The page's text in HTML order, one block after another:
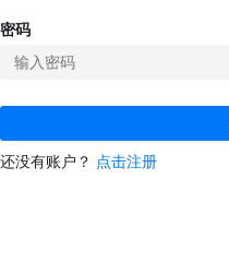
密码
还没有账户？ 点击注册